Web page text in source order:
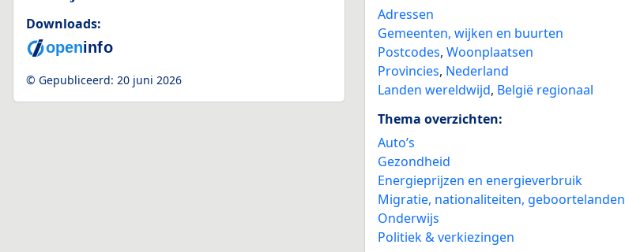
Downloads:
© Gepubliceerd: 20 juni 2026
Adressen
Gemeenten, wijken en buurten
Postcodes,Woonplaatsen
Provincies, Nederland
Landen wereldwijd, België regionaal
Thema overzichten:
Auto’s
Gezondheid
Energieprijzen en energieverbruik
Migratie, nationaliteiten, geboortelanden
Onderwijs
Politiek & verkiezingen